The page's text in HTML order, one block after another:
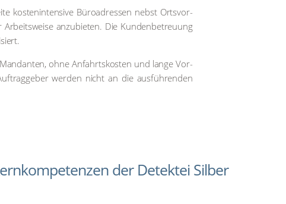
kos­ten­in­ten­si­ve Büro­adres­sen nebst Orts­vor­
anzu­bie­ten. Die Kun­den­be­treu­ung
ohne Anfahrts­kos­ten und lan­ge Vor­
wer­den nicht an die aus­füh­ren­den
der Detektei Silber